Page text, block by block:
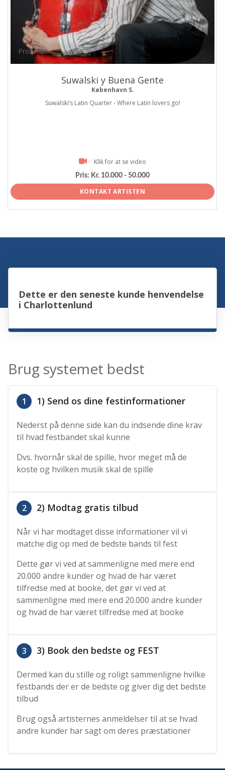
ProArtist
Suwalski y Buena Gente
København S.
Suwalski’s Latin Quarter - Where Latin lovers go!
Klik for at se video
Pris: Kr. 10.000 - 50.000
KONTAKT ARTISTEN
Dette er den seneste kunde henvendelse
i Charlottenlund
Brug systemet bedst
1 1) Send os dine festinformationer
Nederst på denne side kan du indsende dine krav
til hvad festbandet skal kunne
Dvs. hvornår skal de spille, hvor meget må de
koste og hvilken musik skal de spille
2 2) Modtag gratis tilbud
Når vi har modtaget disse informationer vil vi
matche dig op med de bedste bands til fest
Dette gør vi ved at sammenligne med mere end
20.000 andre kunder og hvad de har været
tilfredse med at booke, det gør vi ved at
sammenligne med mere end 20.000 andre kunder
og hvad de har været tilfredse med at booke
3 3) Book den bedste og FEST
Dermed kan du stille og roligt sammenligne hvilke
festbands der er de bedste og giver dig det bedste
tilbud
Brug også artisternes anmeldelser til at se hvad
andre kunder har sagt om deres præstationer